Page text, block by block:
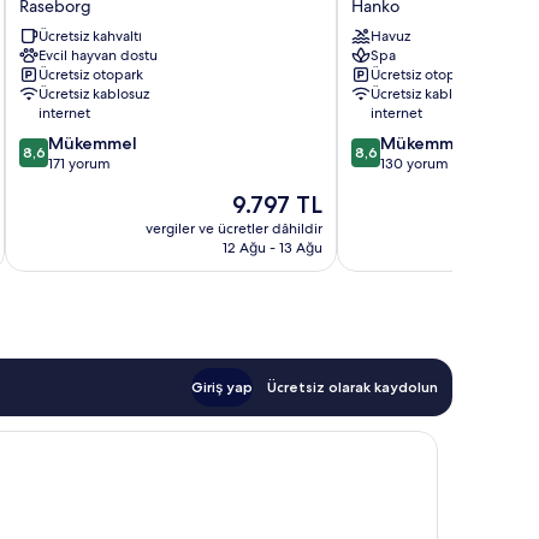
Raseborg
Raseborg
Ücretsiz kahvaltı
Evcil hayvan dostu
Ücretsiz otopark
Ücretsiz kablosuz
internet
10
üzerinden
8,6 Mükemmel
171 yorum
Güncel
fiyat:
9.797 TL
9.797 TL
vergiler ve ücretler dâhildir
12 Ağu - 13 Ağu
Hotel
Hanko
Hanko
Havuz
Spa
Ücretsiz otopark
Ücretsiz kablosuz
internet
10
üzerinden
8,6 Mükemmel
130 yorum
Giriş yap Ücretsiz olarak kaydolun